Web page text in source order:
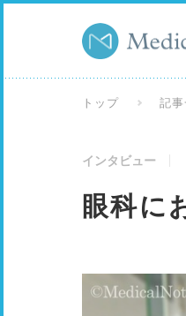
トップ 記事
インタビュー
眼科に